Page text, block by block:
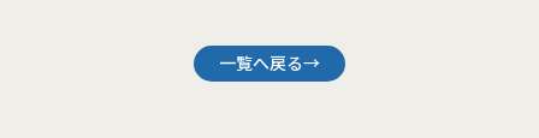
一覧へ戻る→